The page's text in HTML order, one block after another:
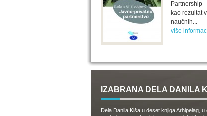
Partnership
kao rezultat
naučnih...
više
IZABRANA DELA DANILA
Dela Danila Kiša u deset knjiga Arhipelag,